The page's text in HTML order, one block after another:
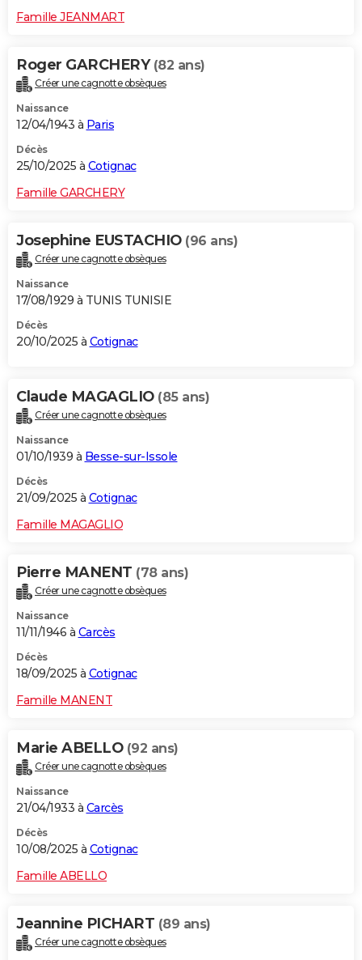
Famille JEANMART
Roger GARCHERY (82 ans)
Créer une cagnotte obsèques
Naissance
12/04/1943 à Paris
Décès
25/10/2025 à Cotignac
Famille GARCHERY
Josephine EUSTACHIO (96 ans)
Créer une cagnotte obsèques
Naissance
17/08/1929 à TUNIS TUNISIE
Décès
20/10/2025 à Cotignac
Claude MAGAGLIO (85 ans)
Créer une cagnotte obsèques
Naissance
01/10/1939 à Besse-sur-Issole
Décès
21/09/2025 à Cotignac
Famille MAGAGLIO
Pierre MANENT (78 ans)
Créer une cagnotte obsèques
Naissance
11/11/1946 à Carcès
Décès
18/09/2025 à Cotignac
Famille MANENT
Marie ABELLO (92 ans)
Créer une cagnotte obsèques
Naissance
21/04/1933 à Carcès
Décès
10/08/2025 à Cotignac
Famille ABELLO
Jeannine PICHART (89 ans)
Créer une cagnotte obsèques